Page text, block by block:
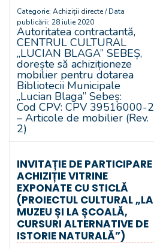
Categorie: Achiziții directe/ Data
publicării: 28 iulie 2020
Autoritatea contractantă,
CENTRUL CULTURAL
„LUCIAN BLAGA” SEBEȘ,
dorește să achiziționeze
mobilier pentru dotarea
Bibliotecii Municipale
„Lucian Blaga” Sebeș:
Cod CPV: CPV 39516000-2
– Articole de mobilier (Rev.
2)
INVITAȚIE DE PARTICIPARE
ACHIZIȚIE VITRINE
EXPONATE CU STICLĂ
(PROIECTUL CULTURAL „LA
MUZEU ȘI LA ȘCOALĂ,
CURSURI ALTERNATIVE DE
ISTORIE NATURALĂ”)